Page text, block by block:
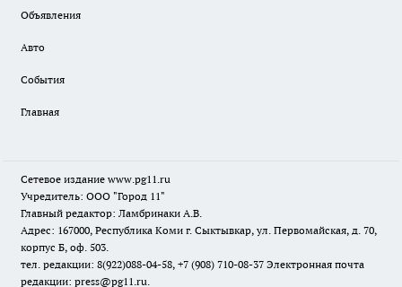
Объявления
Авто
События
Главная
Сетевое издание www.pg11.ru
Учредитель: ООО "Город 11"
Главный редактор: Ламбринаки А.В.
Адрес: 167000, Республика Коми г. Сыктывкар, ул. Первомайская, д. 70,
корпус Б, оф. 503.
тел. редакции: 8(922)088-04-58, +7 (908) 710-08-37 Электронная почта
редакции: press@pg11.ru.